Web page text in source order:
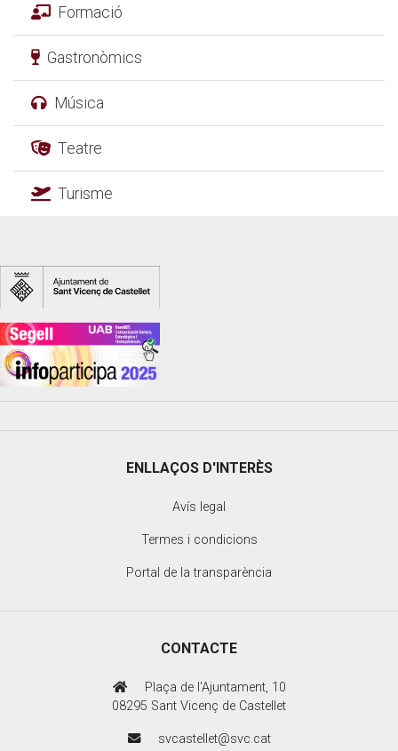
Formació
Gastronòmics
Música
Teatre
Turisme
ENLLAÇOS D'INTERÈS
Avís legal
Termes i condicions
Portal de la transparència
CONTACTE
Plaça de l'Ajuntament, 10
08295 Sant Vicenç de Castellet
svcastellet@svc.cat